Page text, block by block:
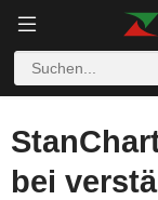
bei